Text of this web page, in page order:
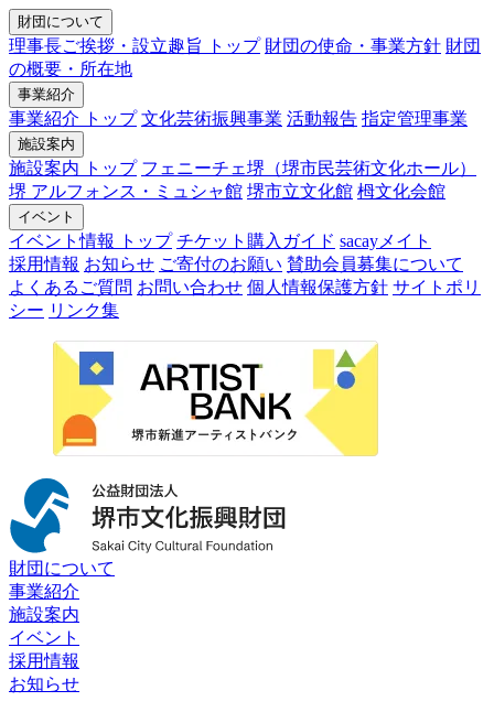
財団について
理事長ご挨拶・設立趣旨 トップ 財団の使命・事業方針 財団
の概要・所在地
事業紹介
事業紹介 トップ 文化芸術振興事業 活動報告 指定管理事業
施設案内
施設案内 トップ フェニーチェ堺（堺市民芸術文化ホール）
堺 アルフォンス・ミュシャ館 堺市立文化館 栂文化会館
イベント
イベント情報 トップ チケット購入ガイド sacayメイト
採用情報 お知らせ ご寄付のお願い 賛助会員募集について
よくあるご質問 お問い合わせ 個人情報保護方針 サイトポリ
シー リンク集
財団について
事業紹介
施設案内
イベント
採用情報
お知らせ